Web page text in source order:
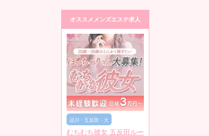
オススメメンズエステ求人
品川・五反田・大
崎・田町
むちむち彼女 五反田ルー